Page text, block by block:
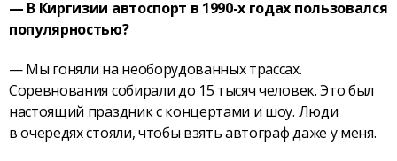
— В Киргизии автоспорт в 1990-х годах пользовался
популярностью?
— Мы гоняли на необорудованных трассах.
Соревнования собирали до 15 тысяч человек. Это был
настоящий праздник с концертами и шоу. Люди
в очередях стояли, чтобы взять автограф даже у меня.